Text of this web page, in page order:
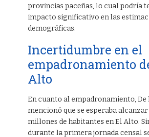
provincias paceñas, lo cual podría
impacto significativo en las
demográficas.
Incertidumbre en el
empadronamiento
Alto
En cuanto al empadronamiento, De
mencionó que se esperaba alcanzar
millones de habitantes en El Alto.
durante la primera jornada censal